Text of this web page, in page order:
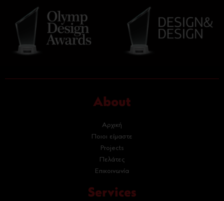
About
Αρχική
Ποιοι είμαστε
Projects
Πελάτες
Επικοινωνία
Services